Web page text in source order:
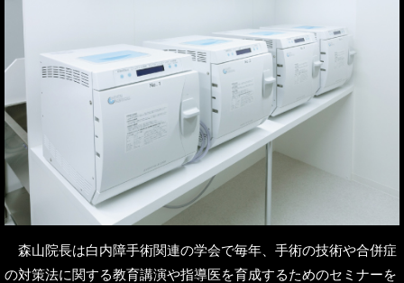
森山院長は白内障手術関連の学会で毎年、手術の技術や合併症
の対策法に関する教育講演や指導医を育成するためのセミナーを